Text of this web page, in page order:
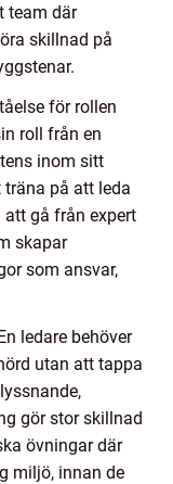
team där
skillnad på
för rollen
roll från en
inom sitt
på att leda
att gå från expert
skapar
som ansvar,
ledare behöver
utan att tappa
gör stor skillnad
övningar där
miljö, innan de